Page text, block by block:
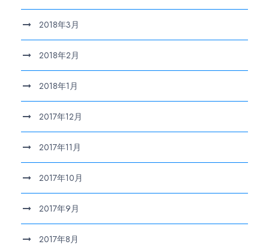
2018年3月
2018年2月
2018年1月
2017年12月
2017年11月
2017年10月
2017年9月
2017年8月